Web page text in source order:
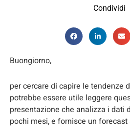
Condividi
Buongiorno,
per cercare di capire le tendenze
potrebbe essere utile leggere
presentazione che analizza i dati
pochi mesi, e fornisce un forecast